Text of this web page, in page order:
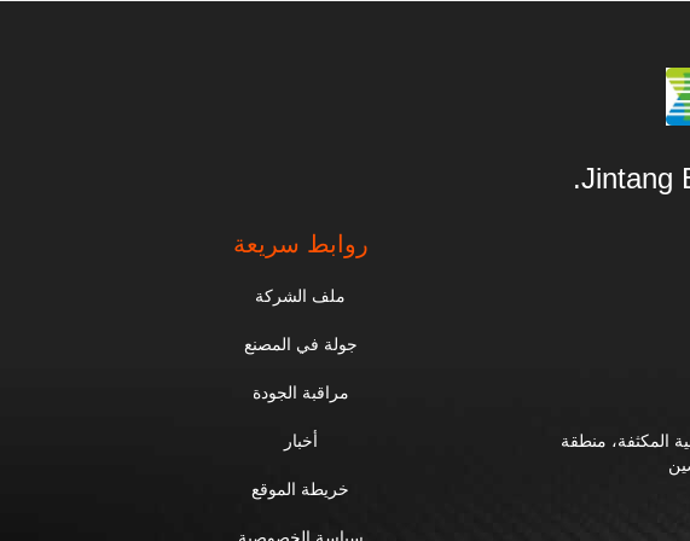
Jintang
المكثفة، منطقة
روابط سريعة
ملف الشركة
جولة في المصنع
مراقبة الجودة
أخبار
خريطة الموقع